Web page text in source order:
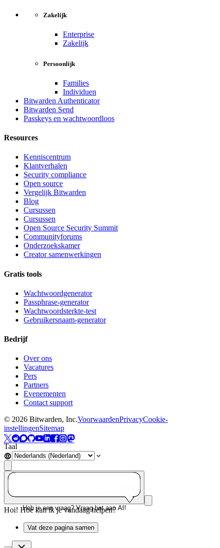
Zakelijk
Enterprise
Zakelijk
Persoonlijk
Families
Individuen
Bitwarden Authenticator
Bitwarden Send
Passkeys en wachtwoordloos
Resources
Kenniscentrum
Klantverhalen
Security compliance
Open source
Vergelijk Bitwarden
Blog
Cursussen
Cursussen
Open Source Security Summit
Communityforums
Onderzoekskamer
Creator samenwerkingen
Gratis tools
Wachtwoordgenerator
Passphrase-generator
Wachtwoordsterkte-test
Gebruikersnaam-generator
Bedrijf
Over ons
Vacatures
Pers
Partners
Evenementen
Contact support
© 2026 Bitwarden, Inc.VoorwaardenPrivacyCookie-
instellingenSitemap
Taal
Heb je een vraag? Vraag het aan AI!
Hoi! Hoe kan ik je vandaag helpen?
Vat deze pagina samen